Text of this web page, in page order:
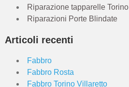
Riparazione tapparelle Torino
Riparazioni Porte Blindate
Articoli recenti
Fabbro
Fabbro Rosta
Fabbro Torino Villaretto